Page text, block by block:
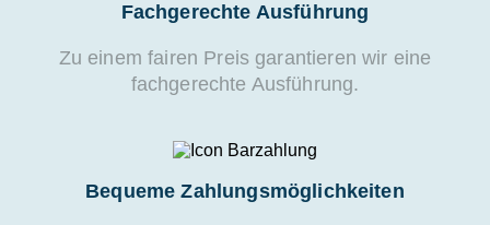
Fachgerechte Ausführung
Zu einem fairen Preis garantieren wir eine
fachgerechte Ausführung.
Bequeme Zahlungsmöglichkeiten